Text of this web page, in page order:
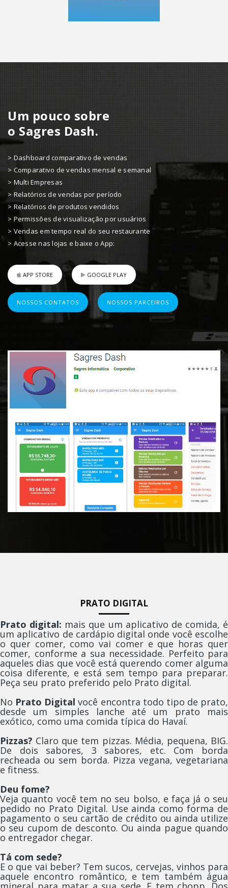
Um pouco sobre
o Sagres Dash.
> Dashboard comparativo de vendas
> Comparativo de vendas mensal e semanal
> Multi Empresas
> Relatórios de vendas por período
> Relatórios de produtos vendidos
> Permissões de visualização por usuários
> Vendas em tempo real do seu restaurante
> Acesse nas lojas e baixe o App:
APP STORE GOOGLE PLAY
NOSSOS CONTATOS NOSSOS PARCEIROS
PRATO DIGITAL
Prato digital: mais que um aplicativo de comida, é
um aplicativo de cardápio digital onde você escolhe
o quer comer, como vai comer e que horas quer
comer, conforme a sua necessidade. Perfeito para
aqueles dias que você está querendo comer alguma
coisa diferente, e está sem tempo para preparar.
Peça seu prato preferido pelo Prato digital.
No Prato Digital você encontra todo tipo de prato,
desde um simples lanche até um prato mais
exótico, como uma comida típica do Havaí.
Pizzas? Claro que tem pizzas. Média, pequena, BIG.
De dois sabores, 3 sabores, etc. Com borda
recheada ou sem borda. Pizza vegana, vegetariana
e fitness.
Deu fome?
Veja quanto você tem no seu bolso, e faça já o seu
pedido no Prato Digital. Use ainda como forma de
pagamento o seu cartão de crédito ou ainda utilize
o seu cupom de desconto. Ou ainda pague quando
o entregador chegar.
Tá com sede?
E o que vai beber? Tem sucos, cervejas, vinhos para
aquele encontro romântico, e tem também água